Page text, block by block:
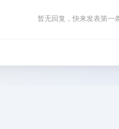
暂无回复，快来发表第一